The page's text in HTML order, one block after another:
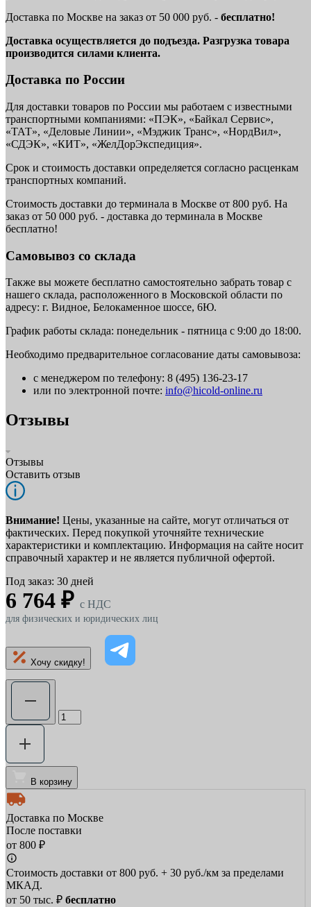
Доставка по Москве на заказ от 50 000 руб. - бесплатно!
Доставка осуществляется до подъезда. Разгрузка товара
производится силами клиента.
Доставка по России
Для доставки товаров по России мы работаем с известными
транспортными компаниями: «ПЭК», «Байкал Сервис»,
«ТАТ», «Деловые Линии», «Мэджик Транс», «НордВил»,
«СДЭК», «КИТ», «ЖелДорЭкспедиция».
Срок и стоимость доставки определяется согласно расценкам
транспортных компаний.
Стоимость доставки до терминала в Москве от 800 руб. На
заказ от 50 000 руб. - доставка до терминала в Москве
бесплатно!
Самовывоз со склада
Также вы можете бесплатно самостоятельно забрать товар с
нашего склада, расположенного в Московской области по
адресу: г. Видное, Белокаменное шоссе, 6Ю.
График работы склада: понедельник - пятница с 9:00 до 18:00.
Необходимо предварительное согласование даты самовывоза:
с менеджером по телефону: 8 (495) 136-23-17
или по электронной почте: info@hicold-online.ru
Отзывы
Отзывы
Оставить отзыв
Внимание! Цены, указанные на сайте, могут отличаться от
фактических. Перед покупкой уточняйте технические
характеристики и комплектацию. Информация на сайте носит
справочный характер и не является публичной офертой.
Под заказ: 30 дней
6 764 ₽ c НДС
для физических и юридических лиц
Хочу скидку!
В корзину
Доставка по Москве
После поставки
от 800 ₽
Стоимость доставки от 800 руб. + 30 руб./км за пределами
МКАД.
от 50 тыс. ₽ бесплатно